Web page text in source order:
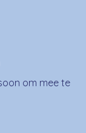
om mee te